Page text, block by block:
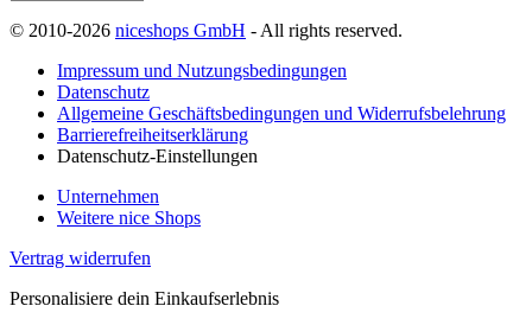
© 2010-2026 niceshops GmbH - All rights reserved.
Impressum und Nutzungsbedingungen
Datenschutz
Allgemeine Geschäftsbedingungen und Widerrufsbelehrung
Barrierefreiheitserklärung
Datenschutz-Einstellungen
Unternehmen
Weitere nice Shops
Vertrag widerrufen
Personalisiere dein Einkaufserlebnis